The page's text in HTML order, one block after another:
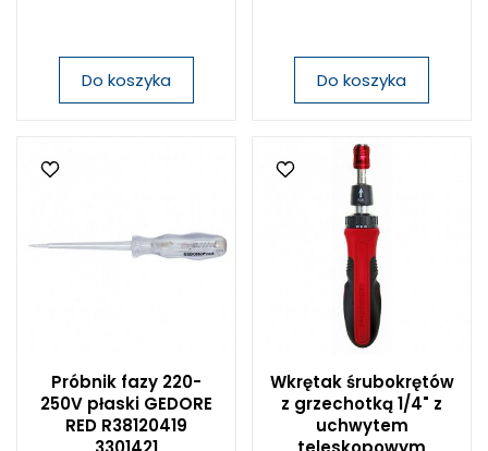
Do koszyka Do koszyka
Próbnik fazy 220-
250V płaski GEDORE
RED R38120419
Wkrętak śrubokrętów
z grzechotką 1/4" z
uchwytem